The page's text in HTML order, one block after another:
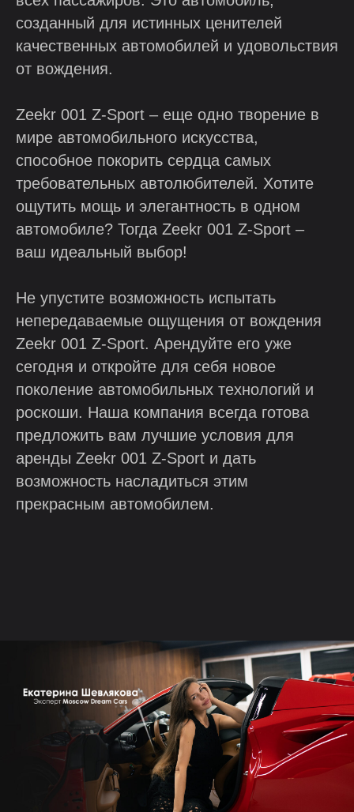
созданный для истинных ценителей
качественных автомобилей и удовольствия
от вождения.
Zeekr 001 Z-Sport – еще одно творение в
мире автомобильного искусства,
способное покорить сердца самых
требовательных автолюбителей. Хотите
ощутить мощь и элегантность в одном
автомобиле? Тогда Zeekr 001 Z-Sport –
ваш идеальный выбор!
Не упустите возможность испытать
непередаваемые ощущения от вождения
Zeekr 001 Z-Sport. Арендуйте его уже
сегодня и откройте для себя новое
поколение автомобильных технологий и
роскоши. Наша компания всегда готова
предложить вам лучшие условия для
аренды Zeekr 001 Z-Sport и дать
возможность насладиться этим
прекрасным автомобилем.